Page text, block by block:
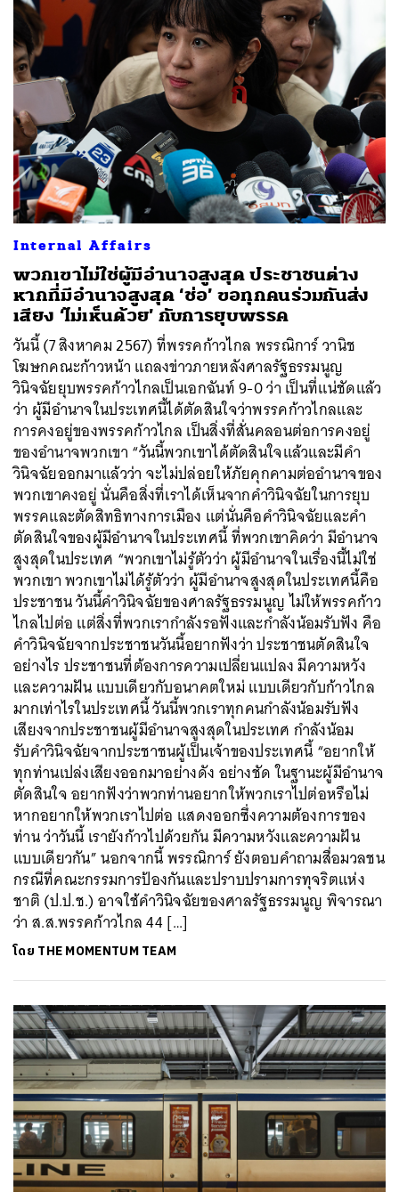
Internal Affairs
พวกเขาไม่ใช่ผู้มีอำนาจสูงสุด ประชาชนต่าง
หากที่มีอำนาจสูงสุด ‘ช่อ’ ขอทุกคนร่วมกันส่ง
เสียง ‘ไม่เห็นด้วย’ กับการยุบพรรค
วันนี้ (7 สิงหาคม 2567) ที่พรรคก้าวไกล พรรณิการ์ วานิช
โฆษกคณะก้าวหน้า แถลงข่าวภายหลังศาลรัฐธรรมนูญ
วินิจฉัยยุบพรรคก้าวไกลเป็นเอกฉันท์ 9-0 ว่า เป็นที่แน่ชัดแล้ว
ว่า ผู้มีอำนาจในประเทศนี้ได้ตัดสินใจว่าพรรคก้าวไกลและ
การคงอยู่ของพรรคก้าวไกล เป็นสิ่งที่สั่นคลอนต่อการคงอยู่
ของอำนาจพวกเขา “วันนี้พวกเขาได้ตัดสินใจแล้วและมีคำ
วินิจฉัยออกมาแล้วว่า จะไม่ปล่อยให้ภัยคุกคามต่ออำนาจของ
พวกเขาคงอยู่ นั่นคือสิ่งที่เราได้เห็นจากคำวินิจฉัยในการยุบ
พรรคและตัดสิทธิทางการเมือง แต่นั่นคือคำวินิจฉัยและคำ
ตัดสินใจของผู้มีอำนาจในประเทศนี้ ที่พวกเขาคิดว่า มีอำนาจ
สูงสุดในประเทศ “พวกเขาไม่รู้ตัวว่า ผู้มีอำนาจในเรื่องนี้ไม่ใช่
พวกเขา พวกเขาไม่ได้รู้ตัวว่า ผู้มีอำนาจสูงสุดในประเทศนี้คือ
ประชาชน วันนี้คำวินิจฉัยของศาลรัฐธรรมนูญ ไม่ให้พรรคก้าว
ไกลไปต่อ แต่สิ่งที่พวกเรากำลังรอฟังและกำลังน้อมรับฟัง คือ
คำวินิจฉัยจากประชาชนวันนี้อยากฟังว่า ประชาชนตัดสินใจ
อย่างไร ประชาชนที่ต้องการความเปลี่ยนแปลง มีความหวัง
และความฝัน แบบเดียวกับอนาคตใหม่ แบบเดียวกับก้าวไกล
มากเท่าไรในประเทศนี้ วันนี้พวกเราทุกคนกำลังน้อมรับฟัง
เสียงจากประชาชนผู้มีอำนาจสูงสุดในประเทศ กำลังน้อม
รับคำวินิจฉัยจากประชาชนผู้เป็นเจ้าของประเทศนี้ “อยากให้
ทุกท่านเปล่งเสียงออกมาอย่างดัง อย่างชัด ในฐานะผู้มีอำนาจ
ตัดสินใจ อยากฟังว่าพวกท่านอยากให้พวกเราไปต่อหรือไม่
หากอยากให้พวกเราไปต่อ แสดงออกซึ่งความต้องการของ
ท่าน ว่าวันนี้ เรายังก้าวไปด้วยกัน มีความหวังและความฝัน
แบบเดียวกัน” นอกจากนี้ พรรณิการ์ ยังตอบคำถามสื่อมวลชน
กรณีที่คณะกรรมการป้องกันและปราบปรามการทุจริตแห่ง
ชาติ (ป.ป.ช.) อาจใช้คำวินิจฉัยของศาลรัฐธรรมนูญ พิจารณา
ว่า ส.ส.พรรคก้าวไกล 44 […]
โดย THE MOMENTUM TEAM
SHARE TWEET LINE EMAIL